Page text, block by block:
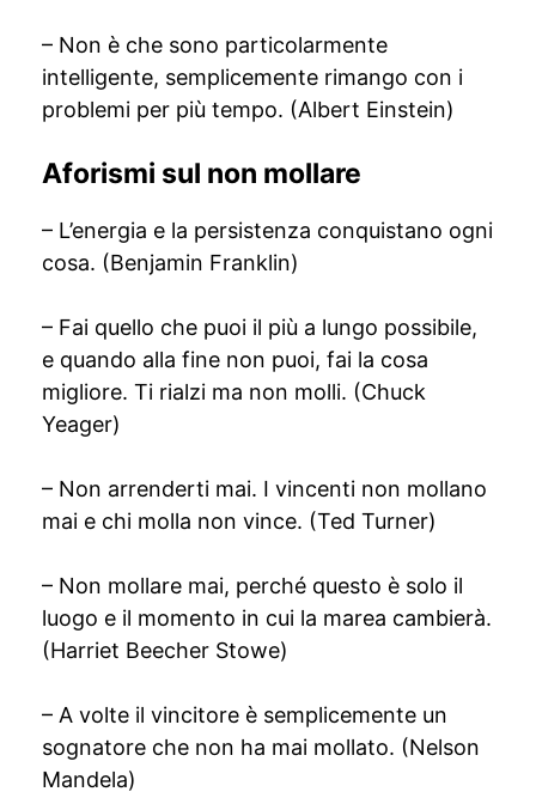
– Non è che sono particolarmente
intelligente, semplicemente rimango con i
problemi per più tempo. (Albert Einstein)
Aforismi sul non mollare
– L’energia e la persistenza conquistano ogni
cosa. (Benjamin Franklin)
– Fai quello che puoi il più a lungo possibile,
e quando alla fine non puoi, fai la cosa
migliore. Ti rialzi ma non molli. (Chuck
Yeager)
– Non arrenderti mai. I vincenti non mollano
mai e chi molla non vince. (Ted Turner)
– Non mollare mai, perché questo è solo il
luogo e il momento in cui la marea cambierà.
(Harriet Beecher Stowe)
– A volte il vincitore è semplicemente un
sognatore che non ha mai mollato. (Nelson
Mandela)